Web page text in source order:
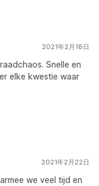
2021年2月18日
Snelle en
elke kwestie waar
2021年2月22日
we veel tijd en